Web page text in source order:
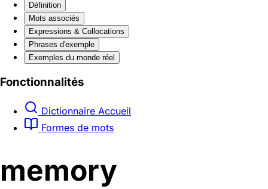
Définition
Mots associés
Expressions & Collocations
Phrases d'exemple
Exemples du monde réel
Fonctionnalités
Dictionnaire Accueil
Formes de mots
memory